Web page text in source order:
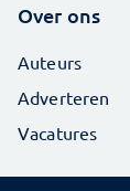
Over ons
Auteurs
Adverteren
Vacatures